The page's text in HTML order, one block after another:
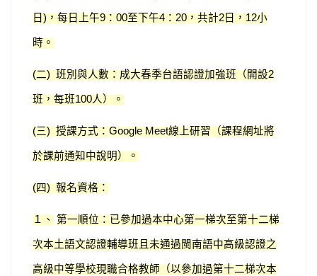
日)，每日上午9：00至下午4：20，共計2日，12小
時。
(二) 班別與人數：成大春季台語認證加強班（開設2
班，每班100人）。
(三) 授課方式：Google Meet線上研習（課程網址將
於課前通知中說明）。
(四) 報名資格：
１、 第一順位：已參加過本中心第一梯次至第十二梯
次本土語文認證輔導班且未通過閩南語中高級認證之
高級中等學校現職合格教師（以參加過第十二梯次本